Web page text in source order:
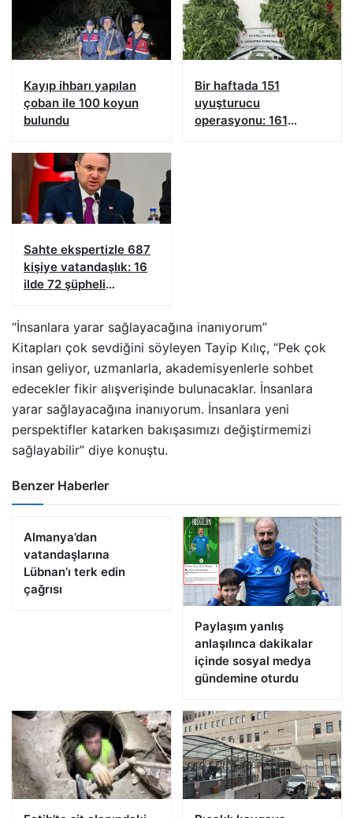
Kayıp ihbarı yapılan
çoban ile 100 koyun
bulundu
Bir haftada 151
uyuşturucu
operasyonu: 161
Sahte ekspertizle 687
kişiye vatandaşlık: 16
ilde 72 şüpheli
“İnsanlara yarar sağlayacağına inanıyorum”
Kitapları çok sevdiğini söyleyen Tayip Kılıç, “Pek çok
insan geliyor, uzmanlarla, akademisyenlerle sohbet
edecekler fikir alışverişinde bulunacaklar. İnsanlara
yarar sağlayacağına inanıyorum. İnsanlara yeni
perspektifler katarken bakışasımızı değiştirmemizi
sağlayabilir” diye konuştu.
Benzer Haberler
Almanya’dan
vatandaşlarına
Lübnan’ı terk edin
çağrısı
Paylaşım yanlış
anlaşılınca dakikalar
içinde sosyal medya
gündemine oturdu